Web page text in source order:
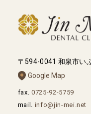
〒594-0041 和泉市い
Google Map
fax.0725-92-5759
mail. info@jin-mei.net